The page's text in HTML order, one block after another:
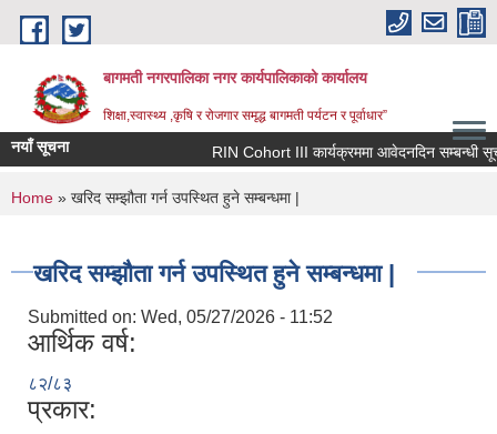
Skip to main content
बागमती नगरपालिका नगर कार्यपालिकाको कार्यालय
शिक्षा,स्वास्थ्य ,कृषि र रोजगार समृद्ध बागमती पर्यटन र पूर्वाधार”
नयाँ सूचना RIN Cohort III कार्यक्रममा आवेदनदिन सम्बन्धी
You are here
Home » खरिद सम्झौता गर्न उपस्थित हुने सम्बन्धमा |
खरिद सम्झौता गर्न उपस्थित हुने सम्बन्धमा |
Submitted on: Wed, 05/27/2026 - 11:52
आर्थिक वर्ष:
८२/८३
प्रकार: